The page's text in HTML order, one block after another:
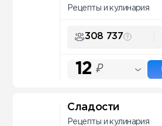
Рецепты и кулинария
308 737
12 ₽
Сладости
Рецепты и кулинария